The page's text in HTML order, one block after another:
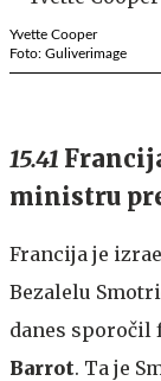
Yvette Cooper
Foto: Guliverimage
15.41
ministru
Francija je
Bezalelu
danes
Barrot. Ta je